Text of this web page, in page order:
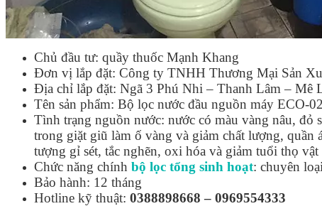
Chủ đầu tư: quầy thuốc Mạnh Khang
Đơn vị lắp đặt: Công ty TNHH Thương Mại Sản
Địa chỉ lắp đặt: Ngã 3 Phú Nhi – Thanh Lâm – Mê
Tên sản phẩm: Bộ lọc nước đầu nguồn máy ECO-
Tình trạng nguồn nước: nước có màu vàng nâu, đỏ
trong giặt giũ làm ố vàng và giảm chất lượng,
tượng gỉ sét, tắc nghẽn, oxi hóa và giảm tuổi thọ vật
Chức năng chính bộ lọc tổng sinh hoạt: chuyên
Bảo hành: 12 tháng
Hotline kỹ thuật: 0388898668 – 0969554333